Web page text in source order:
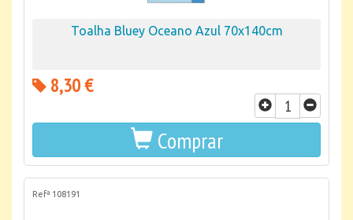
Toalha Bluey Oceano Azul 70x140cm
8,30 €
Comprar
Refª 108191